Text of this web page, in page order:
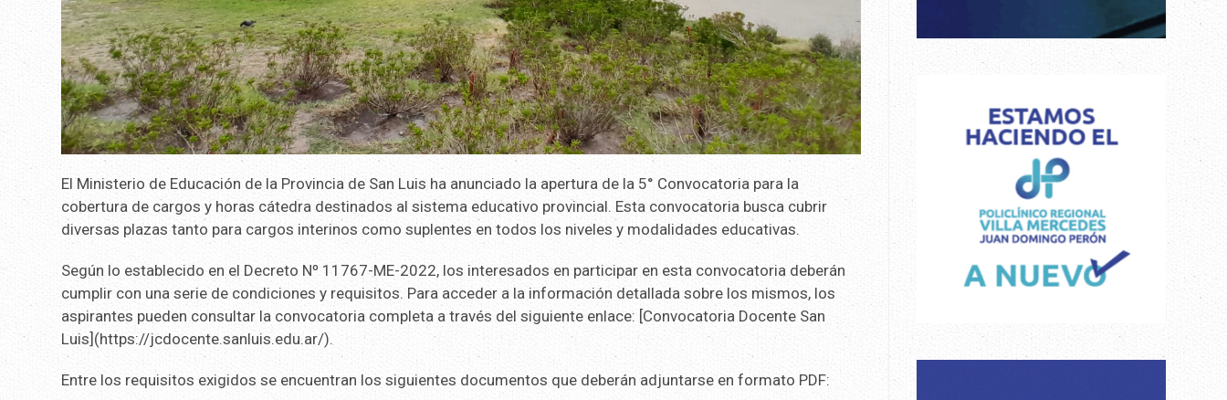
El Ministerio de Educación de la Provincia de San Luis ha anunciado la apertura de la 5° Convocatoria para la
cobertura de cargos y horas cátedra destinados al sistema educativo provincial. Esta convocatoria busca cubrir
diversas plazas tanto para cargos interinos como suplentes en todos los niveles y modalidades educativas.
Según lo establecido en el Decreto Nº 11767-ME-2022, los interesados en participar en esta convocatoria deberán
cumplir con una serie de condiciones y requisitos. Para acceder a la información detallada sobre los mismos, los
aspirantes pueden consultar la convocatoria completa a través del siguiente enlace: [Convocatoria Docente San
Luis](https://jcdocente.sanluis.edu.ar/).
Entre los requisitos exigidos se encuentran los siguientes documentos que deberán adjuntarse en formato PDF: